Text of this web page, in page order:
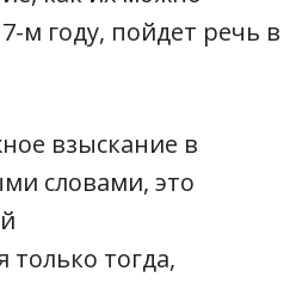
м году, пойдет речь в